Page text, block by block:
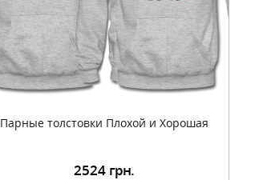
Парные толстовки Плохой и Хорошая
2524 грн.